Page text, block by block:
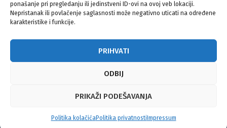
ponašanje pri pregledanju ili jedinstveni ID-ovi na ovoj veb lokaciji.
Nepristanak ili povlačenje saglasnosti može negativno uticati na određene
karakteristike i funkcije.
PRIHVATI
ODBIJ
PRIKAŽI PODEŠAVANJA
Politika kolačićaPolitika privatnosti Impressum
Adem ef. Smajić (1952–2025): Imam koji je ispisivao
duhovnu povijest Bošnjaka u Hrvatskoj
© Vijeće bošnjačke nacionalne manjine Grada Zagreba 2026